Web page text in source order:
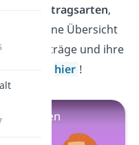
Vertragsarten,
Eine Übersicht
Verträge und ihre
hier !